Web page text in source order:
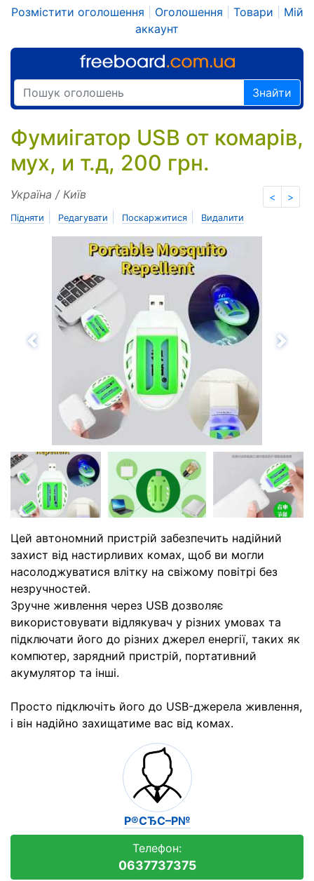
Розмістити оголошення Оголошення Товари
Мій
аккаунт
Знайти
Фумиігатор USB от комарів,
мух, и т.д, 200 грн.
< >
Україна / Київ
Підняти Редагувати Поскаржитися Видалити
Назад
Цей автономний пристрій забезпечить надійний
захист від настирливих комах, щоб ви могли
насолоджуватися влітку на свіжому повітрі без
незручностей.
Зручне живлення через USB дозволяє
використовувати відлякувач у різних умовах та
підключати його до різних джерел енергії, таких як
компютер, зарядний пристрій, портативний
акумулятор та інші.
Просто підключіть його до USB-джерела живлення,
і він надійно захищатиме вас від комах.
Р®СЂС–Р№
Телефон:
0637737375